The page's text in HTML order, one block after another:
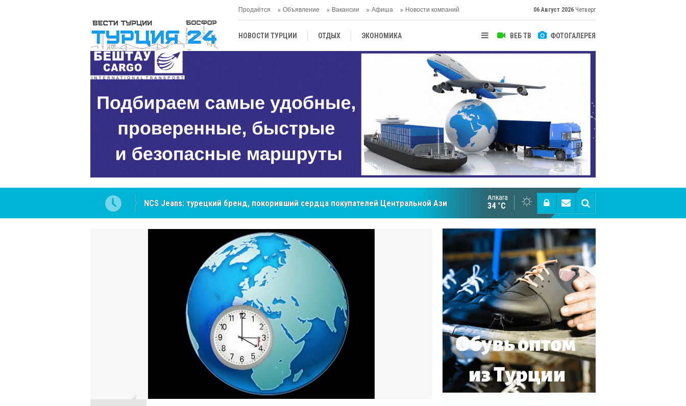
Продаётся Объявление Вакансии Афиша Новости компаний 06 Август 2026 Четверг
ВЕБ ТВ ФОТОГАЛЕРЕЯ
НОВОСТИ ТУРЦИИ ОТДЫХ ЭКОНОМИКА
ЦЕНТРАЛЬНАЯ АЗИЯ
Cottonhill покоряет мировые рынки
Великий Шёлковый путь объединяет таланты в
Ankara
34 °C